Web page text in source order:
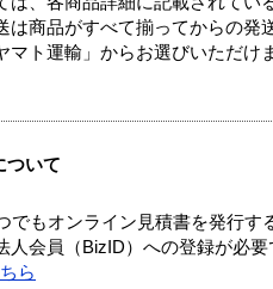
商品がすべて揃ってからの発
ト運輸」からお選びいただけ
ついて
もオンライン見積書を発行す
会員（BizID）への登録が必要
ら